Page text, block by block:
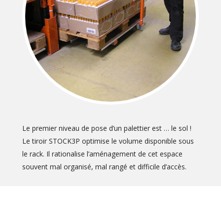
Le premier niveau de pose d’un palettier est … le sol !
Le tiroir STOCK3P optimise le volume disponible sous
le rack. Il rationalise l’aménagement de cet espace
souvent mal organisé, mal rangé et difficile d’accès.